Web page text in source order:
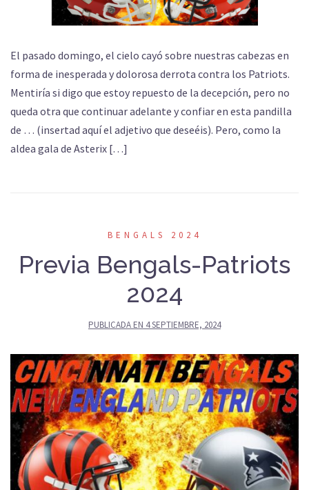
El pasado domingo, el cielo cayó sobre nuestras cabezas en
forma de inesperada y dolorosa derrota contra los Patriots.
Mentiría si digo que estoy repuesto de la decepción, pero no
queda otra que continuar adelante y confiar en esta pandilla
de … (insertad aquí el adjetivo que deseéis). Pero, como la
aldea gala de Asterix […]
BENGALS 2024
Previa Bengals-Patriots
2024
PUBLICADA EN 4 SEPTIEMBRE, 2024